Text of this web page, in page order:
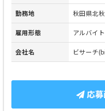
勤務地 秋田県北
雇用形態 アルバイ
会社名 ビサーチ
応